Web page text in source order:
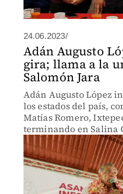
24.06.2023/
Adán Augusto
gira; llama a la
Salomón Jara
Adán Augusto López
los estados del país,
Matías Romero,
terminando en Salina